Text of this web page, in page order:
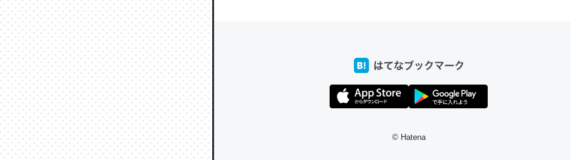
ちょうど同じ理由でEcho Show 8を設定中でした。PrimeとかSpotifyを支払う孝行もで
きる。一生で親と会える残り時間を日数にすると1週間とかの人が多いそうだけど、それ
を実質100倍以上に伸ばす効果があるはず……
© Hatena